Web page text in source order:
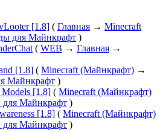
[1.8] ( Главная → Minecraft
для Майнкрафт )
( WEB → Главная →
[1.8] ( Minecraft (Майнкрафт) →
Майнкрафт )
[1.8] ( Minecraft (Майнкрафт)
Майнкрафт )
[1.8] ( Minecraft (Майнкрафт)
Майнкрафт )